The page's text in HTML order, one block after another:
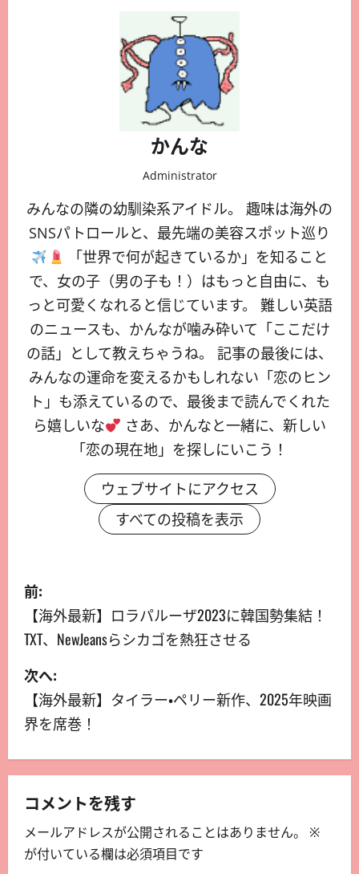
かんな
Administrator
みんなの隣の幼馴染系アイドル。 趣味は海外の
SNSパトロールと、最先端の美容スポット巡り
「世界で何が起きているか」を知ること
で、女の子（男の子も！）はもっと自由に、も
っと可愛くなれると信じています。 難しい英語
のニュースも、かんなが噛み砕いて「ここだけ
の話」として教えちゃうね。 記事の最後には、
みんなの運命を変えるかもしれない「恋のヒン
ト」も添えているので、最後まで読んでくれた
ら嬉しいな
さあ、かんなと一緒に、新しい
「恋の現在地」を探しにいこう！
ウェブサイトにアクセス
すべての投稿を表示
前:
【海外最新】ロラパルーザ2023に韓国勢集結！
TXT、NewJeansらシカゴを熱狂させる
次へ:
【海外最新】タイラー・ペリー新作、2025年映画
界を席巻！
コメントを残す
メールアドレスが公開されることはありません。
※
が付いている欄は必須項目です